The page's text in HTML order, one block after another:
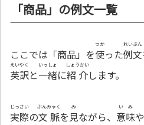
「商品」の例文一覧
ここでは「商品」を使
つか
った例文
れいぶん
英訳
えいやく
と一緒
いっしょ
に紹介
しょうかい
します。
実際
じっさい
の文脈
ぶんみゃく
を見
み
ながら、 意味
いみ
や